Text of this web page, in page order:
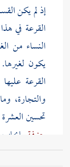
إذ لم يكن
القرعة في
النساء من
يكون
القرعة
والتجارة،
تحسين
حنيفة
ومالكأخذا